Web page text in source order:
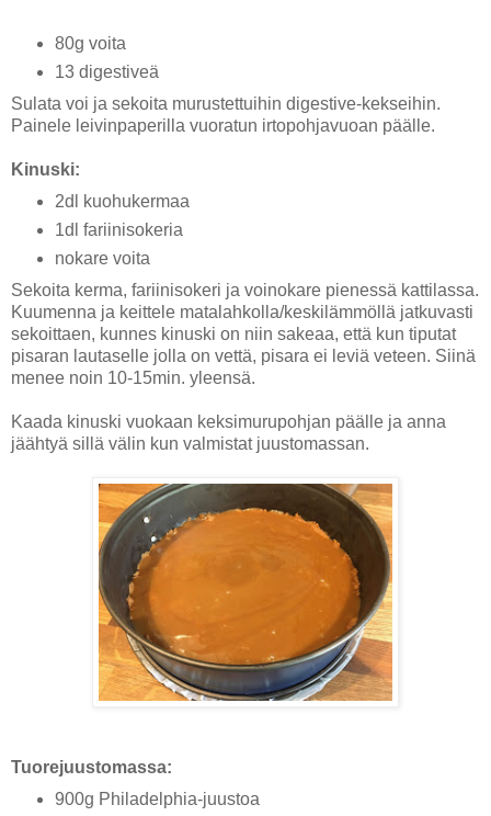
80g voita
13 digestiveä
Sulata voi ja sekoita murustettuihin digestive-kekseihin.
Painele leivinpaperilla vuoratun irtopohjavuoan päälle.
Kinuski:
2dl kuohukermaa
1dl fariinisokeria
nokare voita
Sekoita kerma, fariinisokeri ja voinokare pienessä kattilassa.
Kuumenna ja keittele matalahkolla/keskilämmöllä jatkuvasti
sekoittaen, kunnes kinuski on niin sakeaa, että kun tiputat
pisaran lautaselle jolla on vettä, pisara ei leviä veteen. Siinä
menee noin 10-15min. yleensä.
Kaada kinuski vuokaan keksimurupohjan päälle ja anna
jäähtyä sillä välin kun valmistat juustomassan.
Tuorejuustomassa:
900g Philadelphia-juustoa